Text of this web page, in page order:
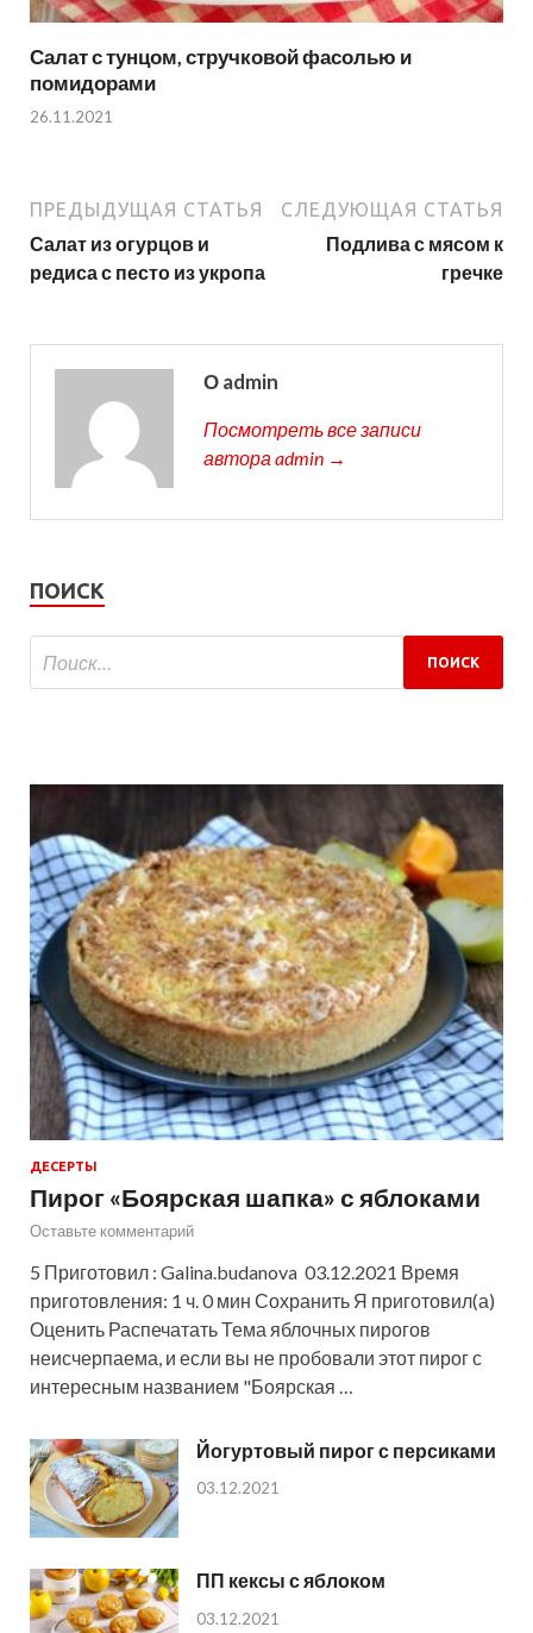
Салат с тунцом, стручковой фасолью и
помидорами
26.11.2021
ПРЕДЫДУЩАЯ СТАТЬЯ
Салат из огурцов и
редиса с песто из укропа
СЛЕДУЮЩАЯ СТАТЬЯ
Подлива с мясом к
гречке
О admin
Посмотреть все записи
автора admin →
ПОИСК
ДЕСЕРТЫ
Пирог «Боярская шапка» с яблоками
Оставьте комментарий
5 Приготовил : Galina.budanova 03.12.2021 Время
приготовления: 1 ч. 0 мин Сохранить Я приготовил(а)
Оценить Распечатать Тема яблочных пирогов
неисчерпаема, и если вы не пробовали этот пирог с
интересным названием "Боярская …
Йогуртовый пирог с персиками
03.12.2021
ПП кексы с яблоком
03.12.2021